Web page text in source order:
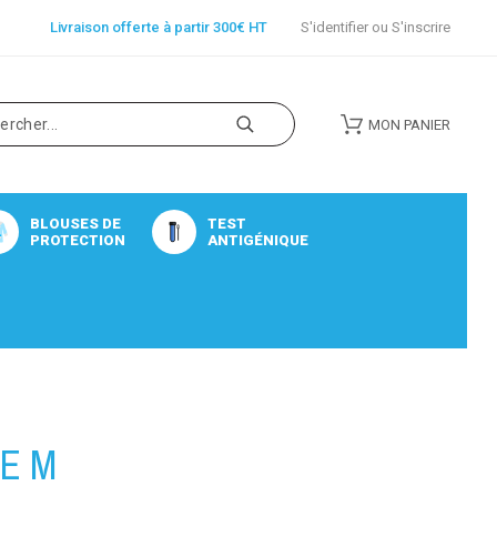
Livraison offerte à partir 300€ HT S'identifier ouS'inscrire
MON PANIER
BLOUSES DE
PROTECTION
TEST
ANTIGÉNIQUE
M